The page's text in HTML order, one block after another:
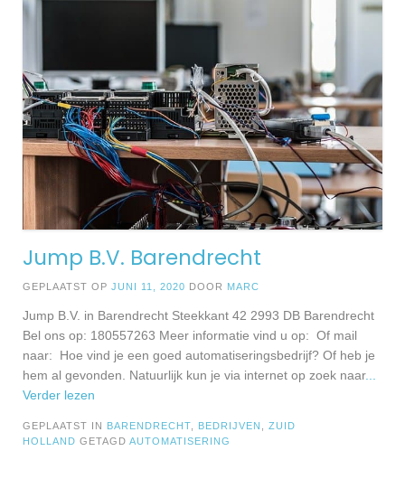
Jump B.V. Barendrecht
GEPLAATST OP JUNI 11, 2020 DOOR MARC
Jump B.V. in Barendrecht Steekkant 42 2993 DB Barendrecht
Bel ons op: 180557263 Meer informatie vind u op: Of mail
naar: Hoe vind je een goed automatiseringsbedrijf? Of heb je
hem al gevonden. Natuurlijk kun je via internet op zoek naar...
Verder lezen
GEPLAATST IN BARENDRECHT BEDRIJVEN
ZUID
HOLLAND GETAGD AUTOMATISERING